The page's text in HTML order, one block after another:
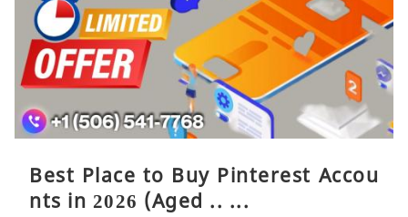
Best Place to Buy Pinterest Accou
nts in 2026 (Aged .. ...